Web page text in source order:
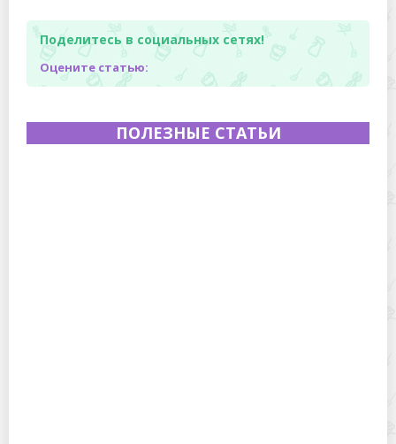
Поделитесь в социальных сетях!
Оцените статью:
ПОЛЕЗНЫЕ СТАТЬИ